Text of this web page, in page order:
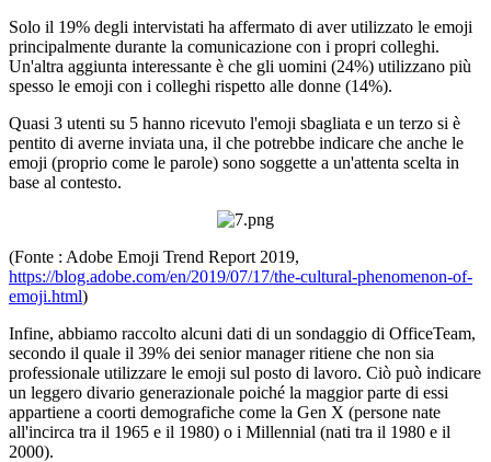
Solo il 19% degli intervistati ha affermato di aver utilizzato le emoji
principalmente durante la comunicazione con i propri colleghi.
Un'altra aggiunta interessante è che gli uomini (24%) utilizzano più
spesso le emoji con i colleghi rispetto alle donne (14%).
Quasi 3 utenti su 5 hanno ricevuto l'emoji sbagliata e un terzo si è
pentito di averne inviata una, il che potrebbe indicare che anche le
emoji (proprio come le parole) sono soggette a un'attenta scelta in
base al contesto.
(Fonte : Adobe Emoji Trend Report 2019,
https://blog.adobe.com/en/2019/07/17/the-cultural-phenomenon-of-
emoji.html)
Infine, abbiamo raccolto alcuni dati di un sondaggio di OfficeTeam,
secondo il quale il 39% dei senior manager ritiene che non sia
professionale utilizzare le emoji sul posto di lavoro. Ciò può indicare
un leggero divario generazionale poiché la maggior parte di essi
appartiene a coorti demografiche come la Gen X (persone nate
all'incirca tra il 1965 e il 1980) o i Millennial (nati tra il 1980 e il
2000).